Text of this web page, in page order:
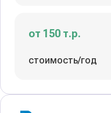
от 150 т.р.
стоимость/год